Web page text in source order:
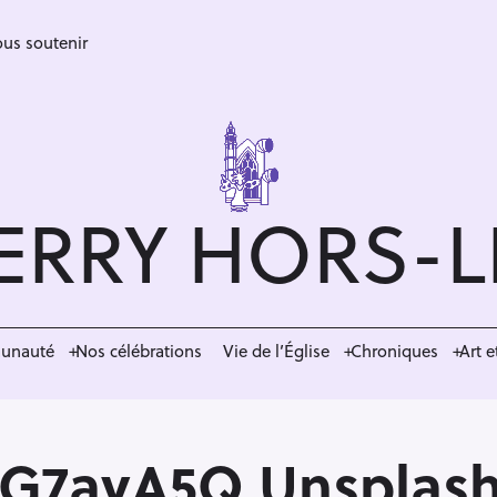
soutenir
HORS-
Nos célébrations Vie de l’Église Chroniques Art